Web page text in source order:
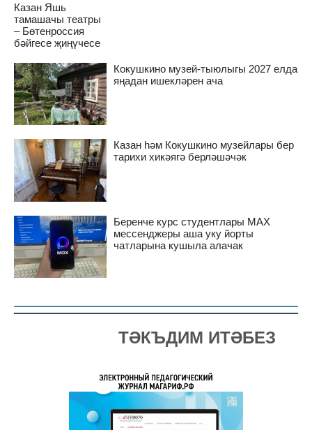
Казан Яшь
тамашачы театры
– Бөтенроссия
бәйгесе җиңүчесе
Кокушкино музей-тыюлыгы 2027 елда
яңадан ишекләрен ача
Казан һәм Кокушкино музейлары бер
тарихи хикәягә берләшәчәк
Беренче курс студентлары MAX
мессенджеры аша уку йорты
чатларына кушыла алачак
ТӘКЪДИМ ИТӘБЕЗ